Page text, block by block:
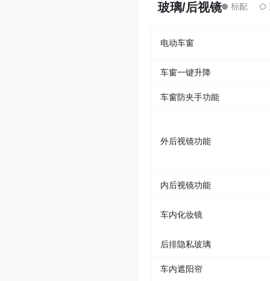
玻璃/后视镜
电动车窗
车窗一键升降
车窗防夹手功能
外后视镜功能
内后视镜功能
车内化妆镜
后排隐私玻璃
车内遮阳帘